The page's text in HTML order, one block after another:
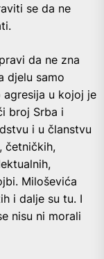
se da ne
da ne zna
djelu samo
agresija u kojoj je
broj Srba i
i u članstvu
četničkih,
Miloševića
i dalje su tu. I
nisu ni morali